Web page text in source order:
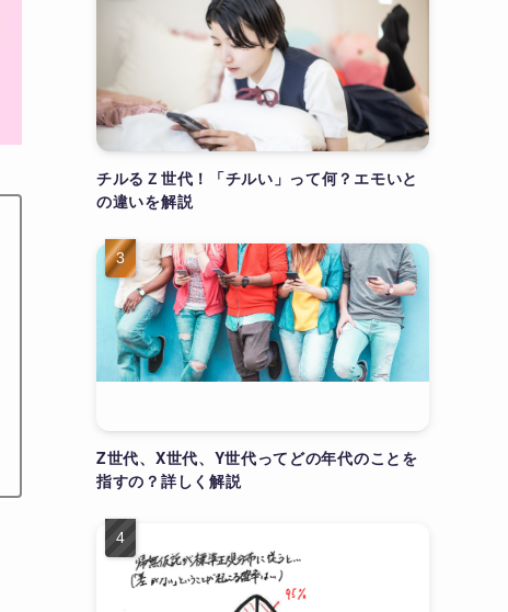
チルるＺ世代！「チルい」って何？エモいと
の違いを解説
Z世代、X世代、Y世代ってどの年代のことを
指すの？詳しく解説